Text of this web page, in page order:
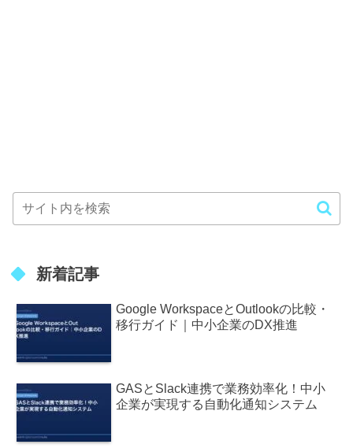
新着記事
Google WorkspaceとOutlookの比較・
移行ガイド｜中小企業のDX推進
GASとSlack連携で業務効率化！中小
企業が実現する自動化通知システム